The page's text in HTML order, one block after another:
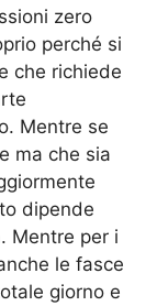
zero
perché si
che richiede
Mentre se
ma che sia
dipende
Mentre per i
le fasce
giorno e